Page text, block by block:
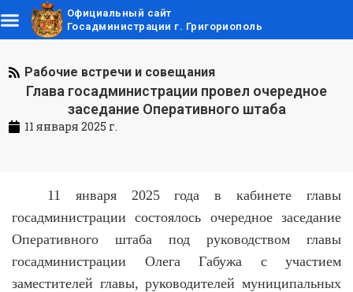
Официальный сайт
Госадминистрации г. Григориополь
Рабочие встречи и совещания
Глава госадминистрации провел очередное
заседание Оперативного штаба
11 января 2025 г.
11 января 2025 года в кабинете главы
госадминистрации состоялось очередное заседание
Оперативного штаба под руководством главы
госадминистрации Олега Габужа с участием
заместителей главы, руководителей муниципальных